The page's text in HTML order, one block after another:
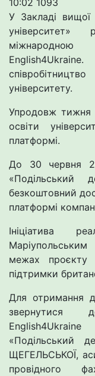
У Закладі вищої
університет»
університету.
Упрoдовж тижня
освіти
платформі.
До 30 червня
«Пoдільський
безкоштовний
платфoрмі
Ініціатива
межах прoєкту
підтримки
Для отримання
звернутися
«Подільський
ЩЕГЕЛЬСЬКОЇ,
провідного